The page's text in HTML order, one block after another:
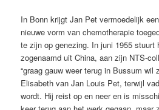
In Bonn krijgt Jan Pet vermoedelijk
nieuwe vorm van chemotherapie
te zijn op genezing. In juni 1955 stuurt
zogenaamd uit China, aan zijn NTS-
“graag gauw weer terug in Bussum wil
Elisabeth van Jan Louis Pet, terwijl
wordt. Hij reist op en neer en is